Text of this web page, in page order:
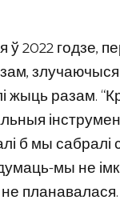
2022 годзе,
жыць разам.
б мы
мы не
планавалася.